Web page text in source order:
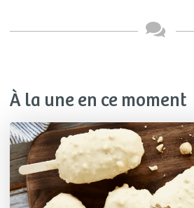
À la une en ce moment